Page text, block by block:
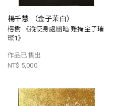
楊千慧 （金子茉白）
榕樹 《縱使身處幽暗 難掩金子璀
璨1》
作品已售出
NT$ 5,000